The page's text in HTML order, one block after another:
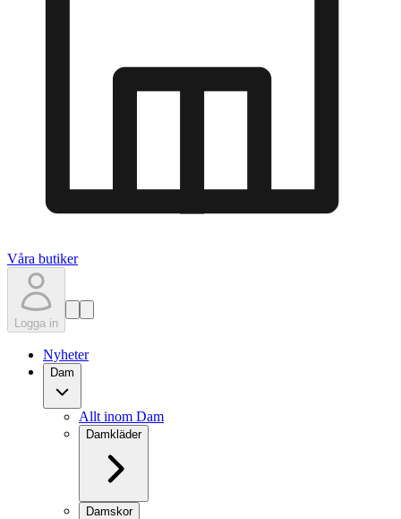
Våra butiker
Logga in
Nyheter
Dam
Allt inom Dam
Damkläder
Damskor